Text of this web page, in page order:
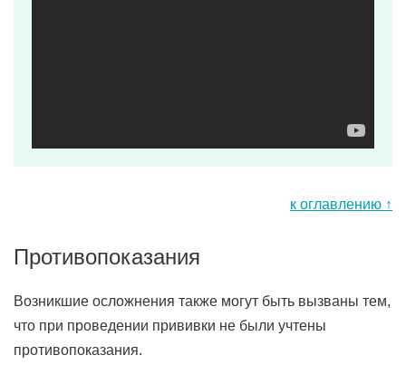
к оглавлению ↑
Противопоказания
Возникшие осложнения также могут быть вызваны тем,
что при проведении прививки не были учтены
противопоказания.